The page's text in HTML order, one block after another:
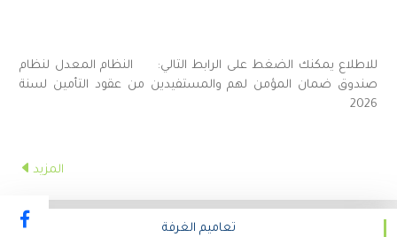
للاطلاع يمكنك الضغط على الرابط التالي: النظام المعدل لنظام
صندوق ضمان المؤمن لهم والمستفيدين من عقود التأمين لسنة
2026
المزيد
تعاميم الغرفة